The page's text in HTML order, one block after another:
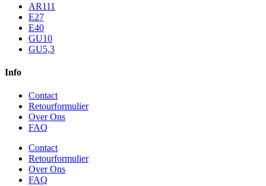
AR111
E27
E40
GU10
GU5,3
Info
Contact
Retourformulier
Over Ons
FAQ
Contact
Retourformulier
Over Ons
FAQ